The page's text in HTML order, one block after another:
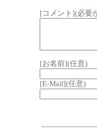
[コメント](必要
[お名前](任意)
[E-Mail](任意)